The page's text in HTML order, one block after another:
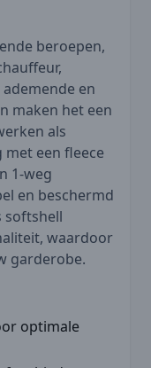
beroepen,
en
maken het een
als
een fleece
1-weg
en beschermd
softshell
waardoor
garderobe.
optimale